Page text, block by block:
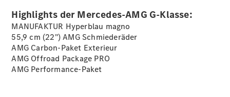
Best Deal
Leasing
Privatkunden
Leasing
Highlights der Mercedes-AMG G-Klasse:
MANUFAKTUR Hyperblau magno
55,9 cm (22") AMG Schmiederäder
AMG Carbon-Paket Exterieur
AMG Offroad Package PRO
AMG Performance-Paket